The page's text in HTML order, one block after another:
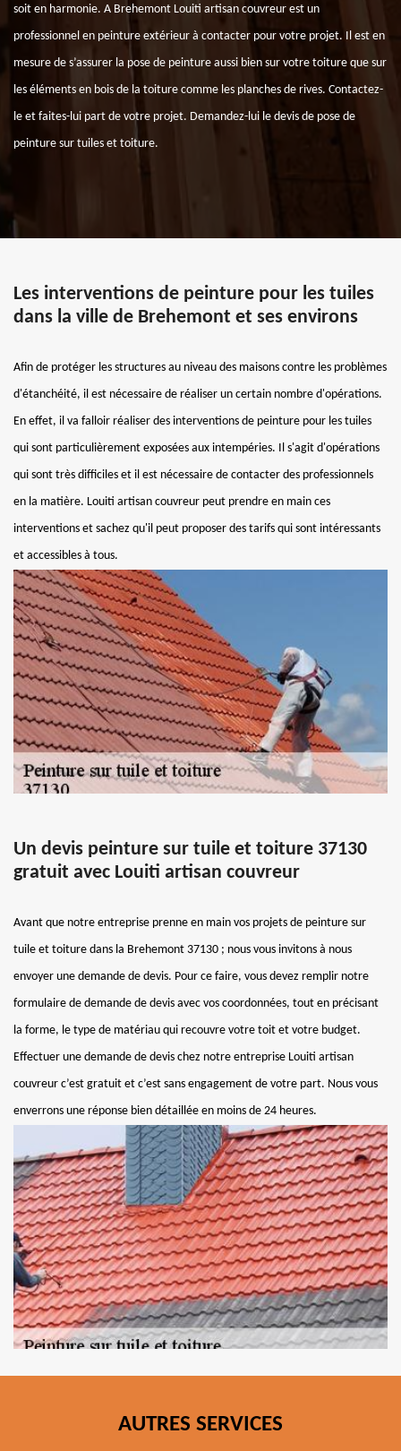
soit en harmonie. A Brehemont Louiti artisan couvreur est un
professionnel en peinture extérieur à contacter pour votre projet. Il est en
mesure de s’assurer la pose de peinture aussi bien sur votre toiture que sur
les éléments en bois de la toiture comme les planches de rives. Contactez-
le et faites-lui part de votre projet. Demandez-lui le devis de pose de
peinture sur tuiles et toiture.
Les interventions de peinture pour les tuiles
dans la ville de Brehemont et ses environs
Afin de protéger les structures au niveau des maisons contre les problèmes
d'étanchéité, il est nécessaire de réaliser un certain nombre d'opérations.
En effet, il va falloir réaliser des interventions de peinture pour les tuiles
qui sont particulièrement exposées aux intempéries. Il s'agit d'opérations
qui sont très difficiles et il est nécessaire de contacter des professionnels
en la matière. Louiti artisan couvreur peut prendre en main ces
interventions et sachez qu'il peut proposer des tarifs qui sont intéressants
et accessibles à tous.
Un devis peinture sur tuile et toiture 37130
gratuit avec Louiti artisan couvreur
Avant que notre entreprise prenne en main vos projets de peinture sur
tuile et toiture dans la Brehemont 37130 ; nous vous invitons à nous
envoyer une demande de devis. Pour ce faire, vous devez remplir notre
formulaire de demande de devis avec vos coordonnées, tout en précisant
la forme, le type de matériau qui recouvre votre toit et votre budget.
Effectuer une demande de devis chez notre entreprise Louiti artisan
couvreur c’est gratuit et c’est sans engagement de votre part. Nous vous
enverrons une réponse bien détaillée en moins de 24 heures.
AUTRES SERVICES